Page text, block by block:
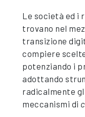
Le società ed i
trovano nel
transizione
compiere
potenziando i
adottando
radicalmente
meccanismi di